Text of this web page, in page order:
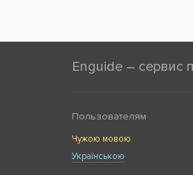
Enguide – сервис
Пользователям
Чужою мовою
Українською